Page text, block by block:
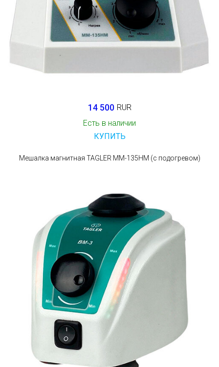
14 500 RUR
Есть в наличии
КУПИТЬ
Мешалка магнитная TAGLER ММ-135НМ (с подогревом)